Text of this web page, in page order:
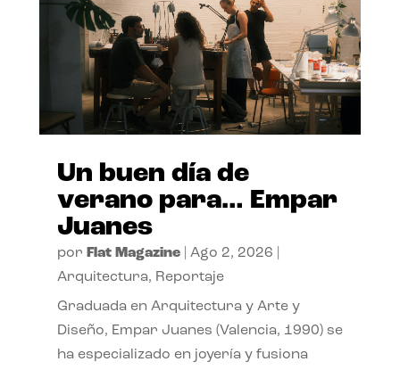
Un buen día de
verano para… Empar
Juanes
por Flat Magazine| Ago 2, 2026
Arquitectura, Reportaje
Graduada en Arquitectura y Arte y
Diseño, Empar Juanes (Valencia, 1990) se
ha especializado en joyería y fusiona